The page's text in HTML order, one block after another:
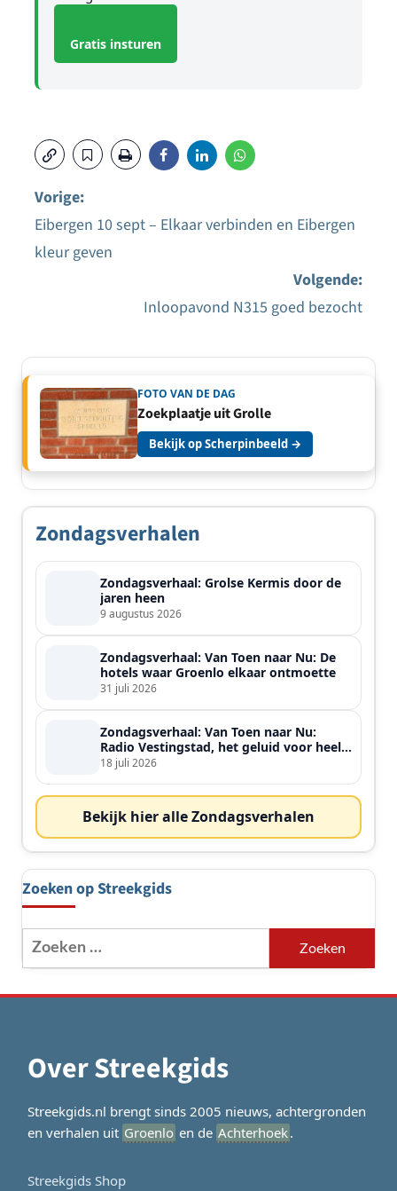
Gratis insturen
Bericht
Vorige:
Eibergen 10 sept – Elkaar verbinden en Eibergen
kleur geven
Volgende:
Inloopavond N315 goed bezocht
FOTO VAN DE DAG
Zoekplaatje uit Grolle
Bekijk op Scherpinbeeld →
Zondagsverhalen
Zondagsverhaal: Grolse Kermis door de
jaren heen
9 augustus 2026
Zondagsverhaal: Van Toen naar Nu: De
hotels waar Groenlo elkaar ontmoette
31 juli 2026
Zondagsverhaal: Van Toen naar Nu:
Radio Vestingstad, het geluid voor heel
de streek
18 juli 2026
Bekijk hier alle Zondagsverhalen
Zoeken op Streekgids
Zoeken
naar:
Over Streekgids
Streekgids.nl brengt sinds 2005 nieuws, achtergronden
en verhalen uit Groenlo en de Achterhoek.
Streekgids Shop